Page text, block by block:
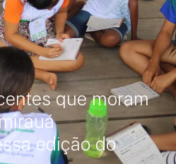
que moram
edição do